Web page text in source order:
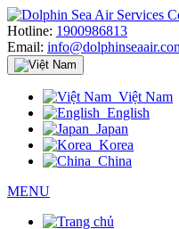
Hotline: 1900986813
Email:
Việt Nam
English
Japan
Korea
China
MENU